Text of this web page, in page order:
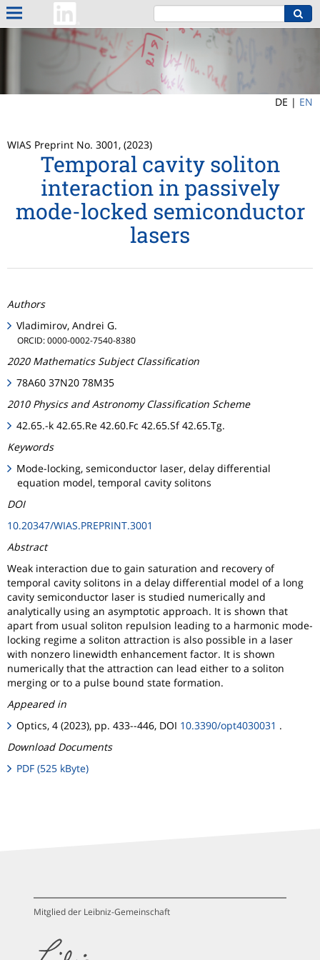
DE | EN
WIAS Preprint No. 3001, (2023)
Temporal cavity soliton
interaction in passively
mode-locked semiconductor
lasers
Authors
Vladimirov, Andrei G.
ORCID: 0000-0002-7540-8380
2020 Mathematics Subject Classification
78A60 37N20 78M35
2010 Physics and Astronomy Classification Scheme
42.65.-k 42.65.Re 42.60.Fc 42.65.Sf 42.65.Tg.
Keywords
Mode-locking, semiconductor laser, delay differential
equation model, temporal cavity solitons
DOI
10.20347/WIAS.PREPRINT.3001
Abstract
Weak interaction due to gain saturation and recovery of
temporal cavity solitons in a delay differential model of a long
cavity semiconductor laser is studied numerically and
analytically using an asymptotic approach. It is shown that
apart from usual soliton repulsion leading to a harmonic mode-
locking regime a soliton attraction is also possible in a laser
with nonzero linewidth enhancement factor. It is shown
numerically that the attraction can lead either to a soliton
merging or to a pulse bound state formation.
Appeared in
Optics, 4 (2023), pp. 433--446, DOI 10.3390/opt4030031 .
Download Documents
PDF (525 kByte)
Mitglied der Leibniz-Gemeinschaft